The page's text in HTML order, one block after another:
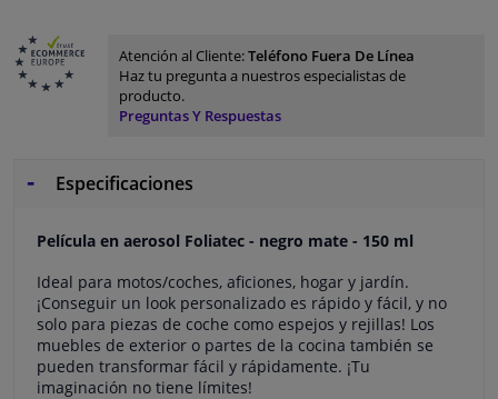
Atención al Cliente:Teléfono Fuera De Línea
Haz tu pregunta a nuestros especialistas de
producto.
Preguntas Y Respuestas
Especificaciones
Película en aerosol Foliatec - negro mate - 150 ml
Ideal para motos/coches, aficiones, hogar y jardín.
¡Conseguir un look personalizado es rápido y fácil, y no
solo para piezas de coche como espejos y rejillas! Los
muebles de exterior o partes de la cocina también se
pueden transformar fácil y rápidamente. ¡Tu
imaginación no tiene límites!